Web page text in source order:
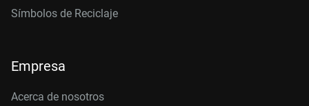
Símbolos de Reciclaje
Empresa
Acerca de nosotros